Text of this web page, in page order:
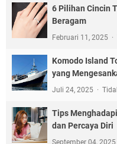
6 Pilihan Cincin
Beragam
Februari 11, 2025
Komodo Island
yang
Juli 24, 2025
Tips
dan Percaya Diri
September 04, 2025